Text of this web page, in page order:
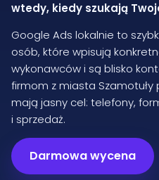
wtedy, kiedy szukają
Google Ads lokalnie to
osób, które wpisują
wykonawców i są blisko
firmom z miasta
mają jasny cel: telefony,
i sprzedaż.
Darmowa wycena